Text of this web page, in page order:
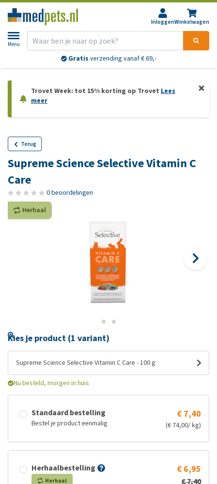
InloggenWinkelwagen
Menu
Gratis verzending vanaf € 69,-
Trovet Week: tot 15% korting op Trovet Lees
meer
Terug
Supreme Science Selective Vitamin C
Care
0 beoordelingen
Herhaal
Kies je product (1 variant)
Supreme Science Selective Vitamin C Care - 100 g
Nu besteld, morgen in huis
Standaard bestelling
Bestel je product eenmalig
€ 7,40
(€ 74,00/ kg)
Herhaalbestelling
Herhaal
€ 6,95
€ 7,40